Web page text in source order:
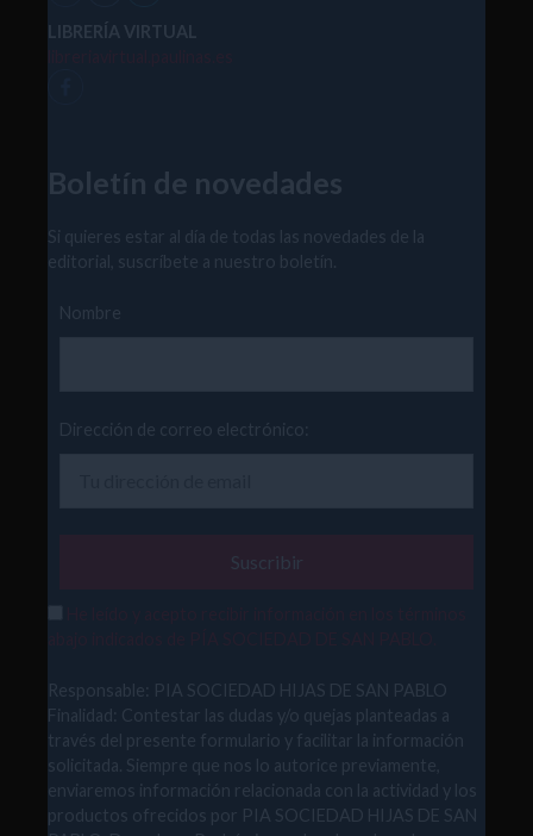
LIBRERÍA VIRTUAL
Boletín de novedades
Si quieres estar al día de todas las novedades de la
editorial, suscríbete a nuestro boletín.
Nombre
Dirección de correo electrónico:
Responsable: PIA SOCIEDAD HIJAS DE SAN PABLO
Finalidad: Contestar las dudas y/o quejas planteadas a
través del presente formulario y facilitar la información
solicitada. Siempre que nos lo autorice previamente,
enviaremos información relacionada con la actividad y los
productos ofrecidos por PIA SOCIEDAD HIJAS DE SAN